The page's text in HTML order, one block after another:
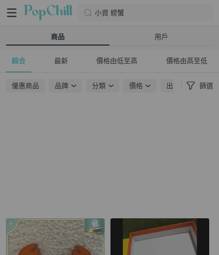
小資 螃蟹
商品 用戶
綜合 最新 價格由低至高 價格由高至低
優惠商品 品牌 分類 價格 出貨地點 篩選